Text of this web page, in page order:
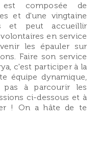
est composée de
et d'une vingtaine
et peut accueillir
en service
les épauler sur
Faire son service
c'est participer à la
équipe dynamique,
pas à parcourir les
ci-dessous et à
! On a hâte de te